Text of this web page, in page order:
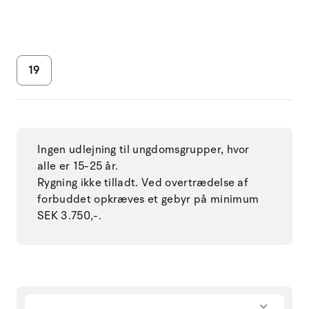
19
Ingen udlejning til ungdomsgrupper, hvor
alle er 15-25 år.
Rygning ikke tilladt. Ved overtrædelse af
forbuddet opkræves et gebyr på minimum
SEK 3.750,-.